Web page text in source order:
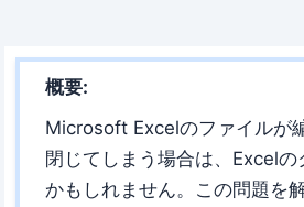
概要:
Microsoft Excelのファイルが
閉じてしまう場合は、Excelの
かもしれません。この問題を